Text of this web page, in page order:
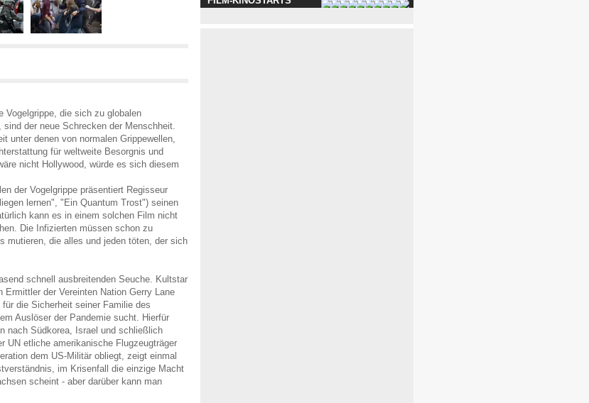
Vogelgrippe, die sich zu globalen
sind der neue Schrecken der Menschheit.
unter denen von normalen Grippewellen,
für weltweite Besorgnis und
nicht Hollywood, würde es sich diesem
der Vogelgrippe präsentiert Regisseur
lernen", "Ein Quantum Trost") seinen
kann es in einem solchen Film nicht
Die Infizierten müssen schon zu
mutieren, die alles und jeden töten, der sich
schnell ausbreitenden Seuche. Kultstar
Ermittler der Vereinten Nation Gerry Lane
die Sicherheit seiner Familie des
Auslöser der Pandemie sucht. Hierfür
nach Südkorea, Israel und schließlich
UN etliche amerikanische Flugzeugträger
dem US-Militär obliegt, zeigt einmal
im Krisenfall die einzige Macht
scheint - aber darüber kann man